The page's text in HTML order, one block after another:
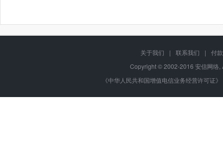
关于我们 | 联系我们 |
付
Copyright © 2002-2016 安信网
《中华人民共和国增值电信业务经营许可